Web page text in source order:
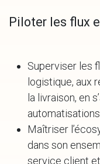
Piloter les flux
Superviser les
logistique, aux
la livraison, en
Maîtriser
dans son
service client